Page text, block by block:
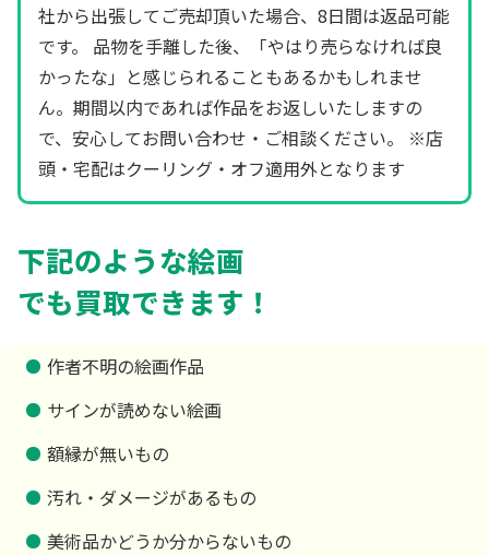
社から出張してご売却頂いた場合、8日間は返品可能
です。 品物を手離した後、「やはり売らなければ良
かったな」と感じられることもあるかもしれませ
ん。期間以内であれば作品をお返しいたしますの
で、安心してお問い合わせ・ご相談ください。 ※店
頭・宅配はクーリング・オフ適用外となります
下記のような絵画
でも買取できます！
作者不明の絵画作品
サインが読めない絵画
額縁が無いもの
汚れ・ダメージがあるもの
美術品かどうか分からないもの